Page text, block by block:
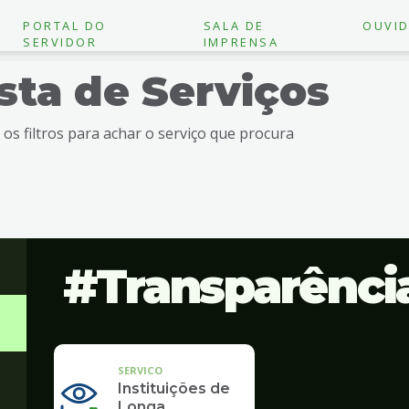
PORTAL DO
SERVIDOR
SALA DE
IMPRENSA
de Serviços
os filtros para achar o serviço que procura
SERVICO
Instituições de